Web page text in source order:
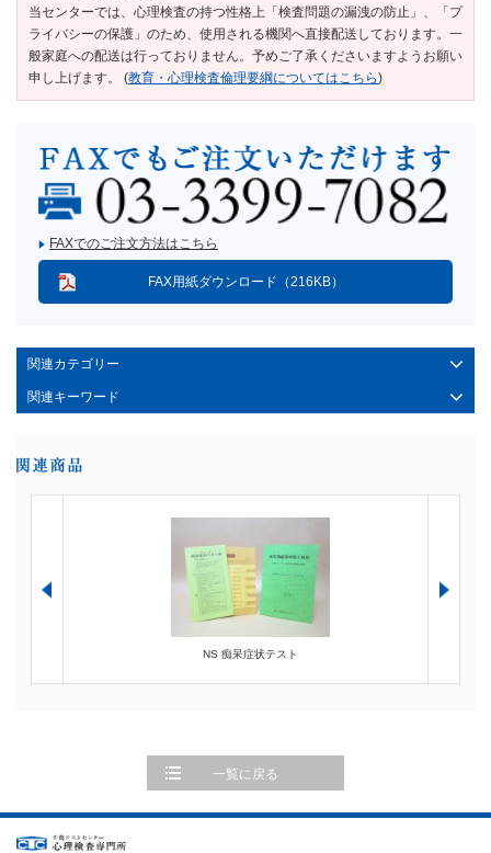
当センターでは、心理検査の持つ性格上「検査問題の漏洩の防止」、「プ
ライバシーの保護」のため、使用される機関へ直接配送しております。一
般家庭への配送は行っておりません。予めご了承くださいますようお願い
申し上げます。 (教育・心理検査倫理要綱についてはこちら)
FAXでのご注文方法はこちら
FAX用紙ダウンロード（216KB）
関連カテゴリー
関連キーワード
NS 痴呆症状テスト
一覧に戻る